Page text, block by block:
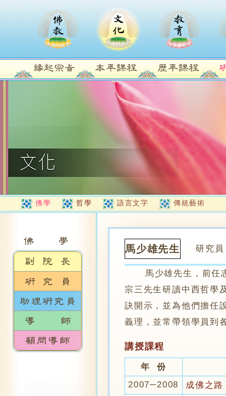
佛學 哲學 語言文字 傳統藝術
馬少雄先生 研究員
馬少雄先生，前任志
宗三先生研讀中西哲學
訣開示，並為他們擔任
義理，並常帶領學員到
講授課程
年 份
2007─2008
成佛之